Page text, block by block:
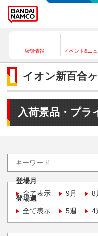
店舗情報 イベント&ニュ
イオン新百合
入荷景品・プラ
登場月
全て表示
9月 8
登場週
全て表示
5週 4